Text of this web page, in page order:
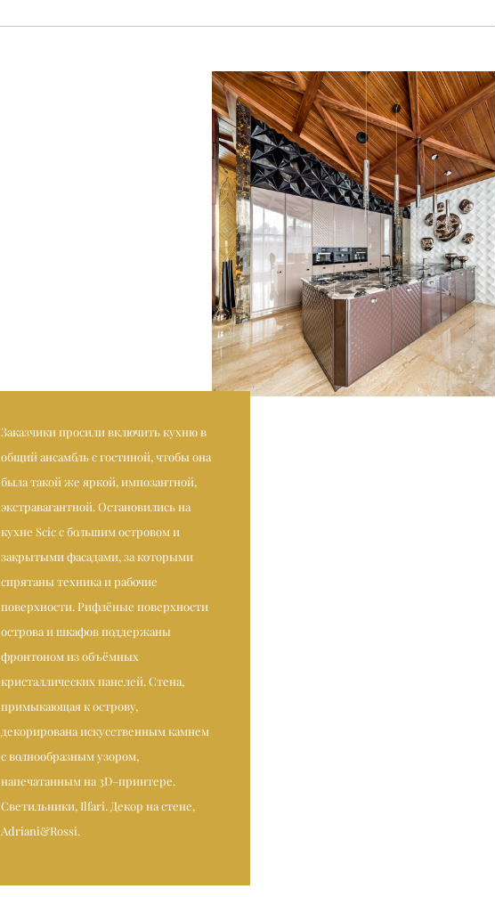
Заказчики просили включить кухню в
общий ансамбль с гостиной, чтобы она
была такой же яркой, импозантной,
экстравагантной. Останови­лись на
кухне Scic с большим островом и
закрытыми фасадами, за которыми
спрятаны техника и рабочие
поверхности. Рифлёные поверхности
острова и шкафов поддержаны
фронтоном из объёмных
кристаллических панелей. Стена,
примыкающая к острову,
декорирована искусственным камнем
с волнообразным узором,
напечатанным на 3D–принтере.
Светильники, Ilfari. Декор на стене,
Adriani&Rossi.